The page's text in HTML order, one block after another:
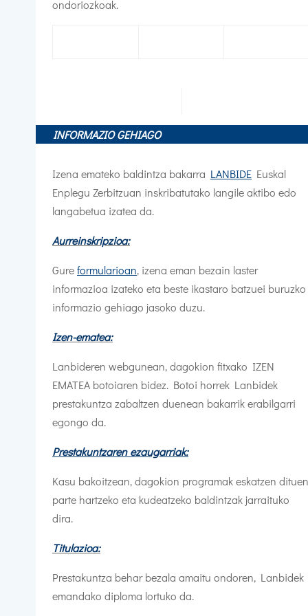
ondoriozkoak.
INFORMAZIO GEHIAGO
Izena emateko baldintza bakarra LANBIDE Euskal
Enplegu Zerbitzuan inskribatutako langile aktibo edo
langabetua izatea da.
Aurreinskripzioa:
Gureformularioan, izena eman bezain laster
informazioa izateko eta beste ikastaro batzuei buruzko
informazio gehiago jasoko duzu.
Izen-ematea:
Lanbideren webgunean, dagokion fitxako IZEN
EMATEA botoiaren bidez. Botoi horrek Lanbidek
prestakuntza zabaltzen duenean bakarrik erabilgarri
egongo da.
Prestakuntzaren ezaugarriak:
Kasu bakoitzean, dagokion programak eskatzen dituen
parte hartzeko eta kudeatzeko baldintzak jarraituko
dira.
Titulazioa:
Prestakuntza behar bezala amaitu ondoren, Lanbidek
emandako diploma lortuko da.